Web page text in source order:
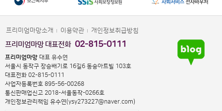
프리미엄마망소개 이용약관 개인정보취급방침
프리미엄마망 대표전화 02-815-0111
프리미엄마망 대표 유수연
서울시 동작구 장승배기로 16길6 동숭아트빌 103호
대표전화 02-815-0111
사업자등록번호 895-56-00268
통신판매업신고 2018-서울동작-0266호
개인정보관리책임 유수연(ysy273227@naver.com)